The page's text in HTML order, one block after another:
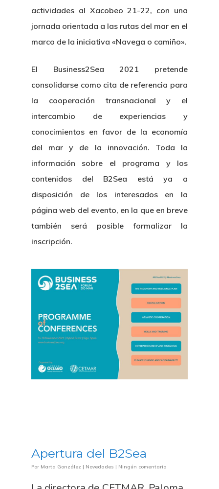
actividades al Xacobeo 21-22, con una
jornada orientada a las rutas del mar en el
marco de la iniciativa «Navega o camiño».
El Business2Sea 2021 pretende
consolidarse como cita de referencia para
la cooperación transnacional y el
intercambio de experiencias y
conocimientos en favor de la economía
del mar y de la innovación. Toda la
información sobre el programa y los
contenidos del B2Sea está ya a
disposición de los interesados en la
página web del evento, en la que en breve
también será posible formalizar la
inscripción.
Apertura del B2Sea
Por Marta González | Novedades | Ningún comentario